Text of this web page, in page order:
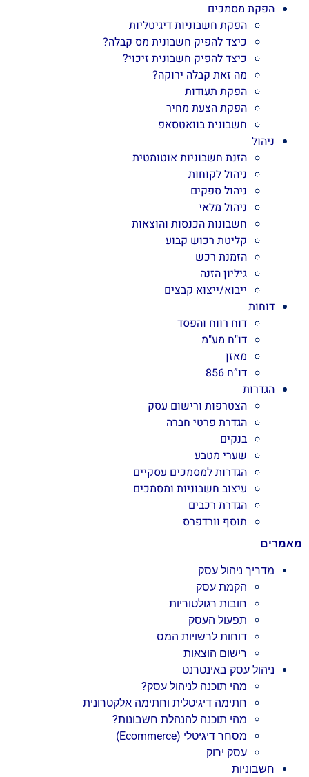
הפקת מסמכים
הפקת חשבוניות דיגיטליות
כיצד להפיק חשבונית מס קבלה?
כיצד להפיק חשבונית זיכוי?
מה זאת קבלה ירוקה?
הפקת תעודות
הפקת הצעת מחיר
חשבונית בוואטסאפ
ניהול
הזנת חשבוניות אוטומטית
ניהול לקוחות
ניהול ספקים
ניהול מלאי
חשבונות הכנסות והוצאות
קליטת רכוש קבוע
הזמנת רכש
גיליון הזנה
ייבוא/ייצוא קבצים
דוחות
דוח רווח והפסד
דו"ח מע"מ
מאזן
דו”ח 856
הגדרות
הצטרפות ורישום עסק
הגדרת פרטי חברה
בנקים
שערי מטבע
הגדרות למסמכים עסקיים
עיצוב חשבוניות ומסמכים
הגדרת רכבים
תוסף וורדפרס
מאמרים
מדריך ניהול עסק
הקמת עסק
חובות רגולטוריות
תפעול העסק
דוחות לרשויות המס
רישום הוצאות
ניהול עסק באינטרנט
מהי תוכנה לניהול עסק?
חתימה דיגיטלית וחתימה אלקטרונית
מהי תוכנה להנהלת חשבונות?
מסחר דיגיטלי (Ecommerce)
עסק ירוק
חשבוניות